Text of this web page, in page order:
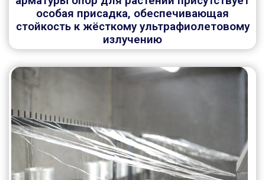
особая присадка, обеспечивающая
стойкость к жёсткому ультрафиолетовому
излучению